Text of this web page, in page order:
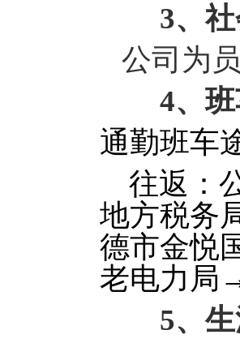
3、
公司为
4、
通勤班车
往返：
地方税务
德市金悦
老电力局
5、